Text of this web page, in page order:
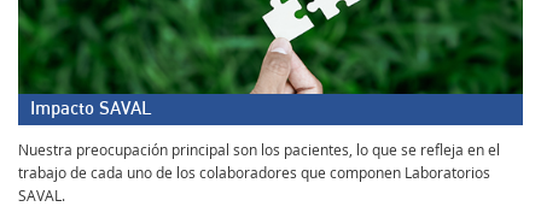
Impacto SAVAL
Nuestra preocupación principal son los pacientes, lo que se refleja en el
trabajo de cada uno de los colaboradores que componen Laboratorios
SAVAL.